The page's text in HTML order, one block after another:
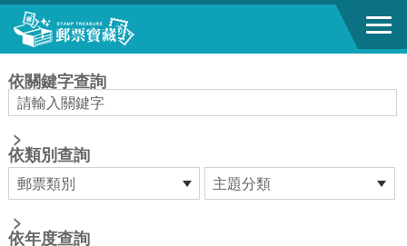
跳到主要內容區塊
依關鍵字查詢
>
依類別查詢
>
依年度查詢